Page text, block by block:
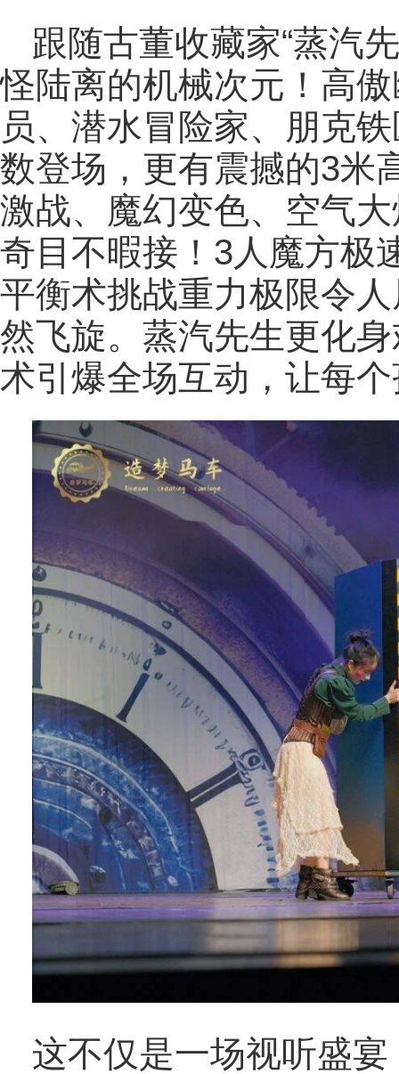
跟随古董收藏家“蒸汽
怪陆离的机械次元！高
员、潜水冒险家、朋克
数登场，更有震撼的3米
激战、魔幻变色、空气
奇目不暇接！3人魔方极
平衡术挑战重力极限令
然飞旋。蒸汽先生更化
术引爆全场互动，让每
这不仅是一场视听盛